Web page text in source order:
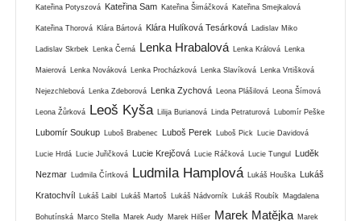
Kateřina Potyszová Kateřina Sam Kateřina Šimáčková Kateřina Smejkalová
Kateřina Thorová Klára Bártová Klára Hulíková Tesárková Ladislav Miko
Ladislav Skrbek Lenka Černá Lenka Hrabalová Lenka Králová Lenka
Maierová Lenka Nováková Lenka Procházková Lenka Slavíková Lenka Vrtišková
Nejezchlebová Lenka Zdeborová Lenka Zychová Leona Plášilová Leona Šímová
Leona Žůrková Leoš Kyša Lilija Burianová Linda Petraturová Lubomír Peške
Lubomír Soukup Luboš Brabenec Luboš Perek Luboš Pick Lucie Davidová
Lucie Hrdá Lucie Juřičková Lucie Krejčová Lucie Ráčková Lucie Tungul Luděk
Nezmar Ludmila Čírtková Ludmila Hamplová Lukáš Houška Lukáš
Kratochvíl Lukáš Laibl Lukáš Martoš Lukáš Nádvorník Lukáš Roubík Magdalena
Bohutínská Marco Stella Marek Audy Marek Hilšer Marek Matějka Marek